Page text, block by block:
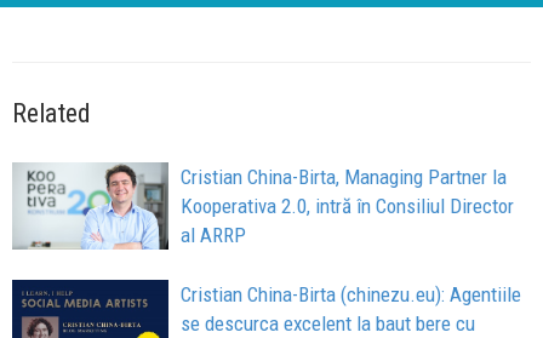
Related
Cristian China-Birta, Managing Partner la
Kooperativa 2.0, intră în Consiliul Director
al ARRP
Cristian China-Birta (chinezu.eu): Agentiile
se descurca excelent la baut bere cu